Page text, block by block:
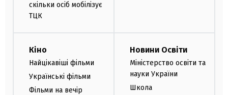
скільки осіб мобілізує
ТЦК
Кіно
Найцікавіші фільми
Українські фільми
Фільми на вечір
Новини Освіти
Міністерство освіти та
науки України
Школа